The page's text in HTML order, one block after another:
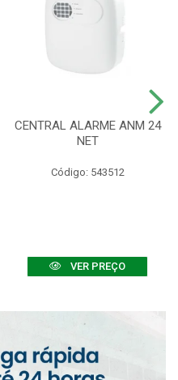
CENTRAL ALARME ANM 24
NET
Código: 543512
VER PREÇO